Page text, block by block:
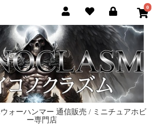
0
ォーハンマー 通信販売 / ミニチュアホビ
ー専門店